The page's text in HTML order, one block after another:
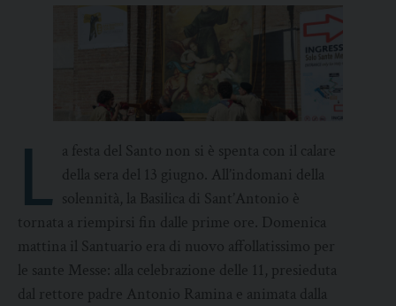
L a festa del Santo non si è spenta con il calare
della sera del 13 giugno. All’indomani della
solennità, la Basilica di Sant’Antonio è
tornata a riempirsi fin dalle prime ore. Domenica
mattina il Santuario era di nuovo affollatissimo per
le sante Messe: alla celebrazione delle 11, presieduta
dal rettore padre Antonio Ramina e animata dalla